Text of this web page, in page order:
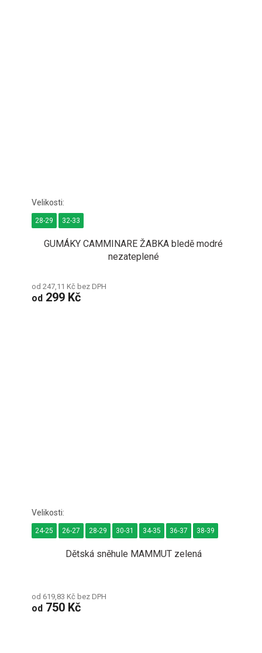
GUMÁKY CAMMINARE ŽABKA bledě modré
nezateplené
od 247,11 Kč bez DPH
od 299 Kč
28-29 32-33
Dětská sněhule MAMMUT zelená
od 619,83 Kč bez DPH
od 750 Kč
24-25 26-27 28-29 30-31 34-35 36-37 38-39